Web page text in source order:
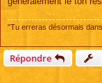
"Tu erreras désormais
Répondre